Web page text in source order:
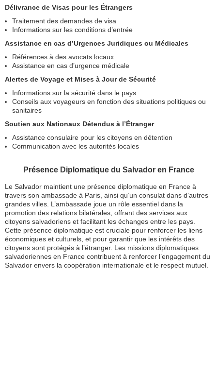
Délivrance de Visas pour les Étrangers
Traitement des demandes de visa
Informations sur les conditions d’entrée
Assistance en cas d’Urgences Juridiques ou Médicales
Références à des avocats locaux
Assistance en cas d’urgence médicale
Alertes de Voyage et Mises à Jour de Sécurité
Informations sur la sécurité dans le pays
Conseils aux voyageurs en fonction des situations politiques ou
sanitaires
Soutien aux Nationaux Détendus à l’Étranger
Assistance consulaire pour les citoyens en détention
Communication avec les autorités locales
Présence Diplomatique du Salvador en France
Le Salvador maintient une présence diplomatique en France à
travers son ambassade à Paris, ainsi qu’un consulat dans d’autres
grandes villes. L’ambassade joue un rôle essentiel dans la
promotion des relations bilatérales, offrant des services aux
citoyens salvadoriens et facilitant les échanges entre les pays.
Cette présence diplomatique est cruciale pour renforcer les liens
économiques et culturels, et pour garantir que les intérêts des
citoyens sont protégés à l’étranger. Les missions diplomatiques
salvadoriennes en France contribuent à renforcer l’engagement du
Salvador envers la coopération internationale et le respect mutuel.